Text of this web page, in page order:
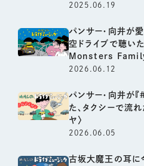
2025.06.19
パンサー・向井が
空ドライブで聴い
Monsters
2026.06.12
パンサー・向井が
た、タクシーで流
ヤ〉
2026.06.05
古坂大魔王の耳に